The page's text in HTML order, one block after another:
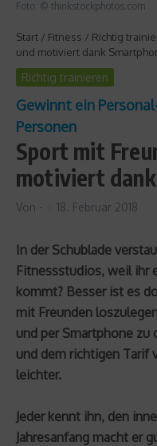
Foto: © thinkstockphotos.com
Start / Fitness / Richtig
und motiviert dank
Richtig trainieren
Gewinnt ein
Personen
Sport mit
motiviert
Von - 18. Februar 2018
In der Schublade
Fitnessstudios, weil ihr
kommt? Besser ist es
mit Freunden
und per Smartphone zu
und dem richtigen
leichter.
Jeder kennt ihn, den
Jahresanfang macht er